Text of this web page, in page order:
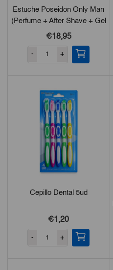
Estuche Poseidon Only Man
(Perfume + After Shave + Gel
De Ducha)
€18,95
- +
Cepillo Dental 5ud
€1,20
- +